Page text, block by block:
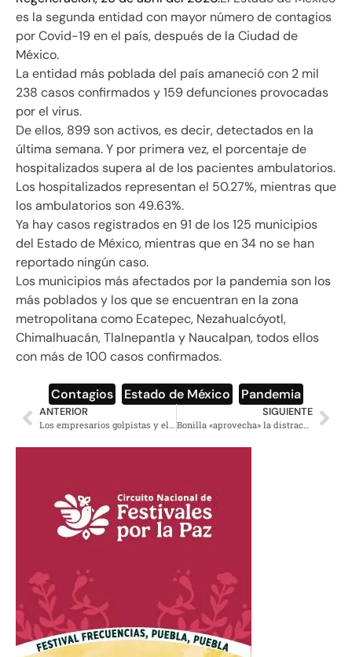
es la segunda entidad con mayor número de contagios
por Covid-19 en el país, después de la Ciudad de
México.
La entidad más poblada del país amaneció con 2 mil
238 casos confirmados y 159 defunciones provocadas
por el virus.
De ellos, 899 son activos, es decir, detectados en la
última semana. Y por primera vez, el porcentaje de
hospitalizados supera al de los pacientes ambulatorios.
Los hospitalizados representan el 50.27%, mientras que
los ambulatorios son 49.63%.
Ya hay casos registrados en 91 de los 125 municipios
del Estado de México, mientras que en 34 no se han
reportado ningún caso.
Los municipios más afectados por la pandemia son los
más poblados y los que se encuentran en la zona
metropolitana como Ecatepec, Nezahualcóyotl,
Chimalhuacán, Tlalnepantla y Naucalpan, todos ellos
con más de 100 casos confirmados.
Contagios Estado de México Pandemia
ANTERIOR
Los empresarios golpistas y el grupo de los “notables”, ¿una misma cosa? (Primera parte)
SIGUIENTE
Bonilla «aprovecha» la distracción por el Covid-19 para aumentar impuestos